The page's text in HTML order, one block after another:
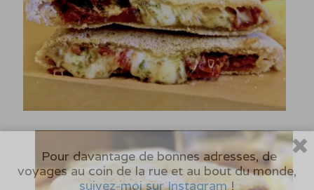
Pour davantage de bonnes adresses, de
voyages au coin de la rue et au bout du monde,
suivez-moi sur Instagram!